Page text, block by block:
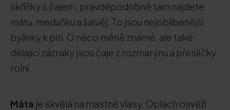
skříňky s čajem, pravděpodobně tam najdete
mátu, meduňku a šalvěj. To jsou nejoblíbenější
bylinky k pití. O něco méně známé, ale také
dělající zázraky jsou čaje z rozmarýnu a přesličky
rolní.
Máta je skvělá na mastné vlasy. Oplach osvěží